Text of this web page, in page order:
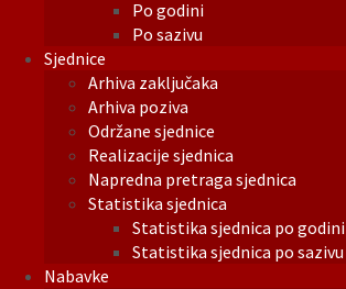
Po godini
Po sazivu
Sjednice
Arhiva zaključaka
Arhiva poziva
Održane sjednice
Realizacije sjednica
Napredna pretraga sjednica
Statistika sjednica
Statistika sjednica po godini
Statistika sjednica po sazivu
Nabavke